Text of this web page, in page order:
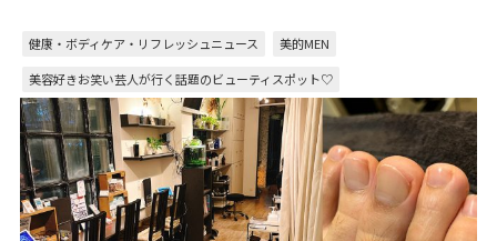
健康・ボディケア・リフレッシュニュース
美的MEN
美容好きお笑い芸人が行く話題のビューティスポット♡